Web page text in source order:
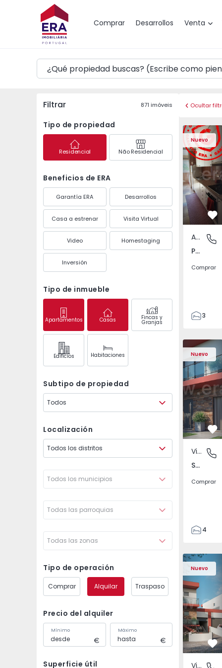
Comprar Desarrollos Venta
Mapa
Filtrar 871 imóveis
Tipo de propiedad
Residencial Não Residencial
Beneficios de ERA
Garantía ERA Desarrollos
Casa a estrenar Visita Virtual
Video Homestaging
Inversión
Tipo de inmueble
Apartamentos Casas Fincas y
Granjas
Edifícios Habitaciones
Subtipo de propiedad
Todos
Localización
Todos los distritos
Todos los municipios
Todas las parroquias
Todas las zonas
Tipo de operación
Comprar Alquilar Traspaso
Precio del alquiler
Mínimo Máximo
Superficie útil
Ocultar
Nuevo
Apartamento T3
Apartamento
Pedrouços, Porto
Comprar
3
105
122
1
-1
Nuevo
São
Vivienda Pareada
São João das Lampas e Terrugem, Lisboa
Comprar
4
135
193
240
Nuevo
Vivienda Pareada
Vivienda
Vivienda Pareada